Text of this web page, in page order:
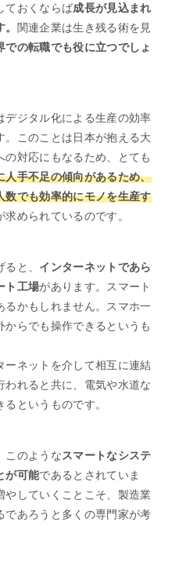
ておくならば成長が見込まれ
関連企業は生き残る術を見
での転職でも役に立つでしょ
デジタル化による生産の効率
このことは日本が抱える大
対応にもなるため、とても
人手不足の傾向があるため、
数でも効率的にモノを生産す
求められているのです。
と、 インターネットであら
ト工場があります。スマート
かもしれません。スマホ一
らでも操作できるというも
ーネットを介して相互に連結
われると共に、電気や水道な
というものです。
このようなスマートなシステ
が可能であるとされていま
していくことこそ、製造業
あろうと多くの専門家が考